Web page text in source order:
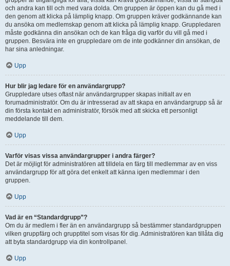
och andra kan till och med vara dolda. Om gruppen är öppen kan du gå med i
den genom att klicka på lämplig knapp. Om gruppen kräver godkännande kan
du ansöka om medlemskap genom att klicka på lämplig knapp. Gruppledaren
måste godkänna din ansökan och de kan fråga dig varför du vill gå med i
gruppen. Besvära inte en gruppledare om de inte godkänner din ansökan, de
har sina anledningar.
Upp
Hur blir jag ledare för en användargrupp?
Gruppledare utses oftast när användargrupper skapas initialt av en
forumadministratör. Om du är intresserad av att skapa en användargrupp så är
din första kontakt en administratör, försök med att skicka ett personligt
meddelande till dem.
Upp
Varför visas vissa användargrupper i andra färger?
Det är möjligt för administratören att tilldela en färg till medlemmar av en viss
användargrupp för att göra det enkelt att känna igen medlemmar i den
gruppen.
Upp
Vad är en “Standardgrupp”?
Om du är medlem i fler än en användargrupp så bestämmer standardgruppen
vilken gruppfärg och grupptitel som visas för dig. Administratören kan tillåta dig
att byta standardgrupp via din kontrollpanel.
Upp